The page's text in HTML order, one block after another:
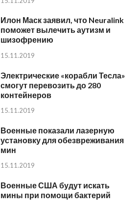
Илон Маск заявил, что Neuralink
поможет вылечить аутизм и
шизофрению
15.11.2019
Электрические «корабли Тесла»
смогут перевозить до 280
контейнеров
15.11.2019
Военные показали лазерную
установку для обезвреживания
мин
15.11.2019
Военные США будут искать
мины при помощи бактерий